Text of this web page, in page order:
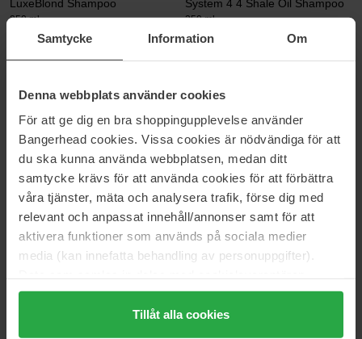
Samtycke Information Om
Denna webbplats använder cookies
För att ge dig en bra shoppingupplevelse använder
Bangerhead cookies. Vissa cookies är nödvändiga för att
du ska kunna använda webbplatsen, medan ditt
samtycke krävs för att använda cookies för att förbättra
våra tjänster, mäta och analysera trafik, förse dig med
relevant och anpassat innehåll/annonser samt för att
aktivera funktioner som används på sociala medier
media (kan innefatta behandling av personuppgifter).
Genom att trycka på "Tillåt alla cookies" accepterar du
alla cookies, medan du under "Detaljer" kan anpassa
användningen av cookies. Du kan när som helst återkalla
Tillåt alla cookies
LuxeBlond Shampoo
250 ml
System 4 4 Shale Oil Shampoo
250 ml
21 €
Briogeo
Be Gentle, Be Kind™ Milk Ultra
Soothing Shampoo
236 ml
27 €
Rahua
275 ml
45 € Niet op voorraad
Balance Shampoo
1000 ml
Scalp Revival™ Micro-
Exfoliating Shampoo
236 ml